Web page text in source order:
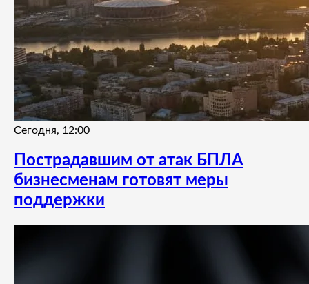
Сегодня, 12:00
Пострадавшим от атак БПЛА
бизнесменам готовят меры
поддержки